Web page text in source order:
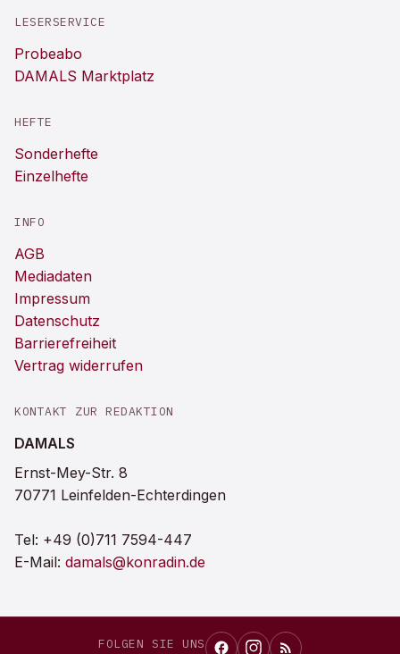
LESERSERVICE
Probeabo
DAMALS Marktplatz
HEFTE
Sonderhefte
Einzelhefte
INFO
AGB
Mediadaten
Impressum
Datenschutz
Barrierefreiheit
Vertrag widerrufen
KONTAKT ZUR REDAKTION
DAMALS
Ernst-Mey-Str. 8
70771 Leinfelden-Echterdingen
Tel: +49 (0)711 7594-447
E-Mail: damals@konradin.de
FOLGEN SIE UNS